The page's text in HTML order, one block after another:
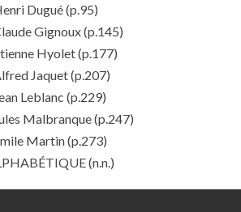
Dugué(p.95)
Gignoux(p.145)
Hyolet(p.177)
Jaquet(p.207)
Leblanc (p.229)
Malbranque(p.247)
Martin(p.273)
(n.n.)